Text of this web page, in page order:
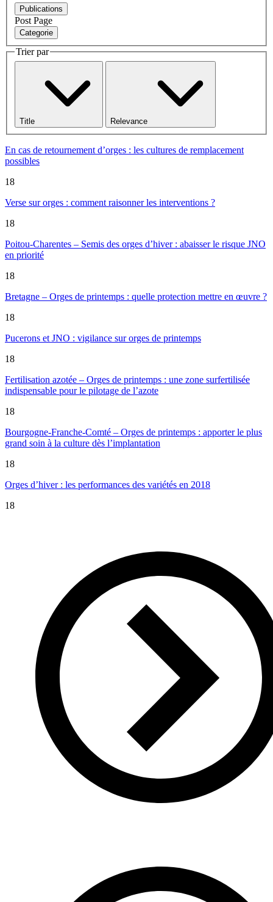
Publications
Post Page
Categorie
Trier par
Title Relevance
En cas de retournement d’orges : les cultures de remplacement
possibles
18
Verse sur orges : comment raisonner les interventions ?
18
Poitou-Charentes – Semis des orges d’hiver : abaisser le risque JNO
en priorité
18
Bretagne – Orges de printemps : quelle protection mettre en œuvre ?
18
Pucerons et JNO : vigilance sur orges de printemps
18
Fertilisation azotée – Orges de printemps : une zone surfertilisée
indispensable pour le pilotage de l’azote
18
Bourgogne-Franche-Comté – Orges de printemps : apporter le plus
grand soin à la culture dès l’implantation
18
Orges d’hiver : les performances des variétés en 2018
18